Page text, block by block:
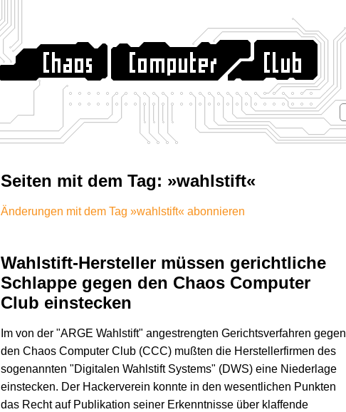
Seiten mit dem Tag: »wahlstift«
Änderungen mit dem Tag »wahlstift« abonnieren
Wahlstift-Hersteller müssen gerichtliche
Schlappe gegen den Chaos Computer
Club einstecken
Im von der "ARGE Wahlstift" angestrengten Gerichtsverfahren gegen
den Chaos Computer Club (CCC) mußten die Herstellerfirmen des
sogenannten "Digitalen Wahlstift Systems" (DWS) eine Niederlage
einstecken. Der Hackerverein konnte in den wesentlichen Punkten
das Recht auf Publikation seiner Erkenntnisse über klaffende